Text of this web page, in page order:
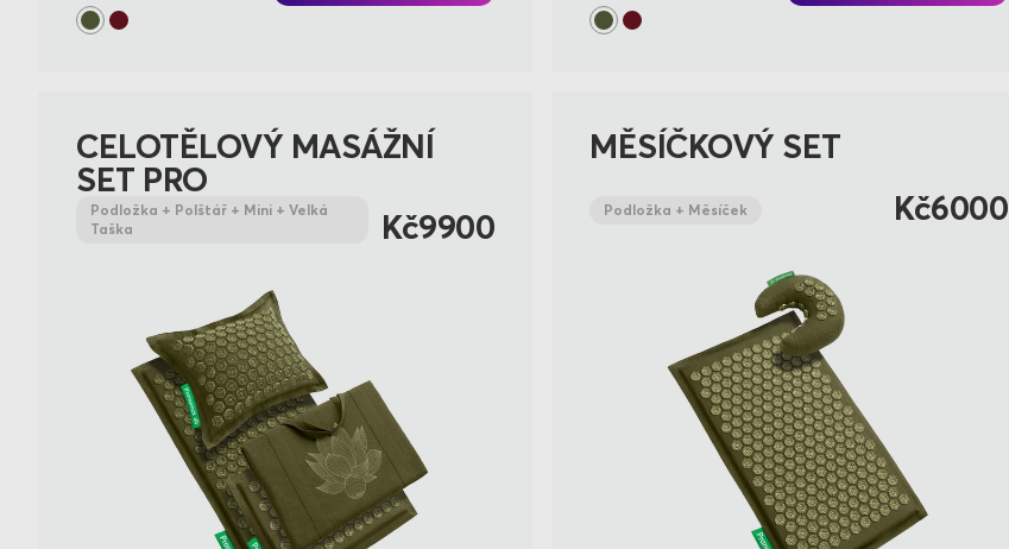
CELOTĚLOVÝ MASÁŽNÍ
SET PRO
Podložka + Polštář + Mini + Velká
Taška
Kč9900
MĚSÍČKOVÝ SET
Podložka + Měsíček Kč6000